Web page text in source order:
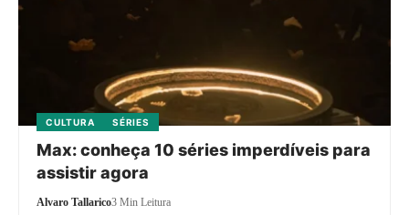
CULTURA SÉRIES
Max: conheça 10 séries imperdíveis para
assistir agora
Alvaro Tallarico3 Min Leitura